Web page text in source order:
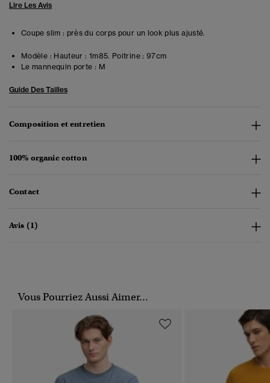
Lire Les Avis
Coupe slim : près du corps pour un look plus ajusté.
Modèle : Hauteur : 1m85. Poitrine : 97cm
Le mannequin porte : M
Guide Des Tailles
Composition et entretien
100% organic cotton
Contact
Avis (1)
Vous Pourriez Aussi Aimer...